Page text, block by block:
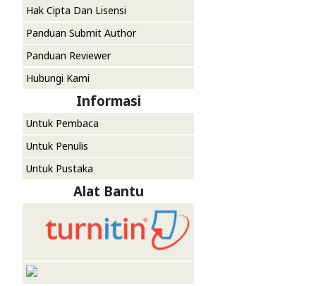
Hak Cipta Dan Lisensi
Panduan Submit Author
Panduan Reviewer
Hubungi Kami
Informasi
Untuk Pembaca
Untuk Penulis
Untuk Pustaka
Alat Bantu